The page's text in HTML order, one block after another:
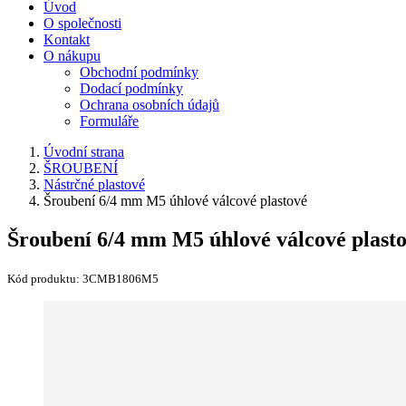
Úvod
O společnosti
Kontakt
O nákupu
Obchodní podmínky
Dodací podmínky
Ochrana osobních údajů
Formuláře
Úvodní strana
ŠROUBENÍ
Nástrčné plastové
Šroubení 6/4 mm M5 úhlové válcové plastové
Šroubení 6/4 mm M5 úhlové válcové
Kód produktu: 3CMB1806M5